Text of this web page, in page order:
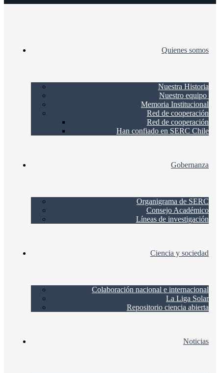
Quienes somos
Nuestra Historia
Nuestro equipo
Memoria Institucional
Red de cooperación
Red de cooperación
Han confiado en SERC Chile
Gobernanza
Organigrama de SERC
Consejo Académico
Líneas de investigación
Ciencia y sociedad
Colaboración nacional e internacional
La Liga Solar
Repositorio ciencia abierta
Noticias